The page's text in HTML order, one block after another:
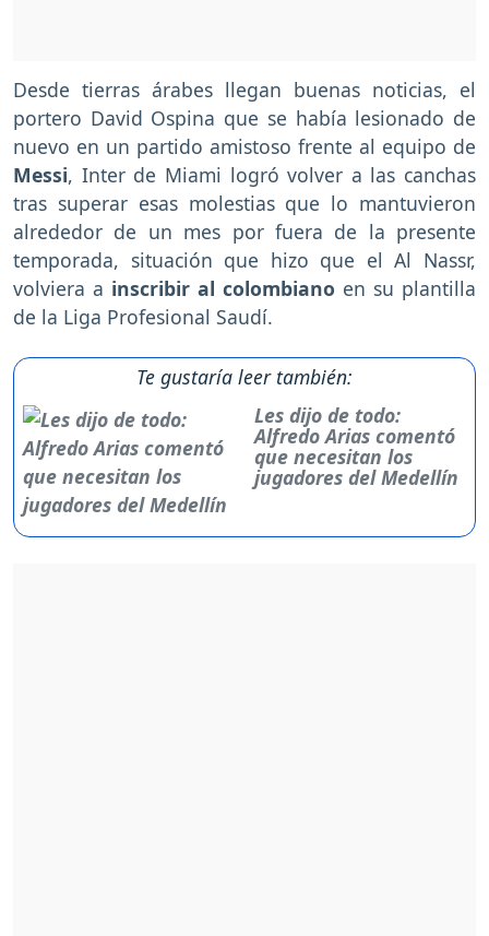
Desde tierras árabes llegan buenas noticias, el
portero David Ospina que se había lesionado de
nuevo en un partido amistoso frente al equipo de
Messi, Inter de Miami logró volver a las canchas
tras superar esas molestias que lo mantuvieron
alrededor de un mes por fuera de la presente
temporada, situación que hizo que el Al Nassr,
volviera a inscribir al colombiano en su plantilla
de la Liga Profesional Saudí.
Te gustaría leer también:
Les dijo de todo:
Alfredo Arias comentó
que necesitan los
jugadores del Medellín